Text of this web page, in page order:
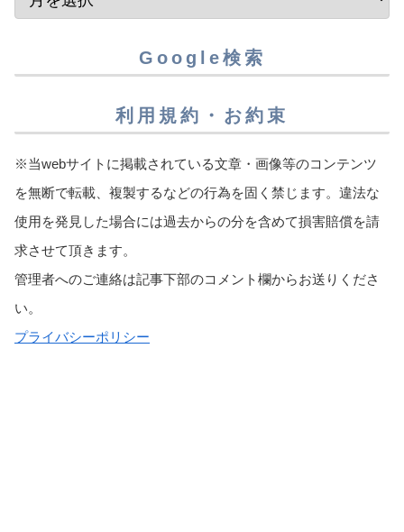
Google検索
利用規約・お約束
※当webサイトに掲載されている文章・画像等のコンテンツ
を無断で転載、複製するなどの行為を固く禁じます。違法な
使用を発見した場合には過去からの分を含めて損害賠償を請
求させて頂きます。
管理者へのご連絡は記事下部のコメント欄からお送りくださ
い。
プライバシーポリシー